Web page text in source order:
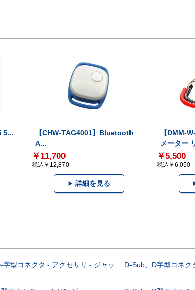
5...
【CHW-TAG4001】Bluetooth
A...
￥11,700
税込￥12,870
詳細を見る
【DMM-
メーター
￥5,500
税込￥6,050
字型コネクタ - アクセサリ - ジャッ
D-Sub、D字型コネク